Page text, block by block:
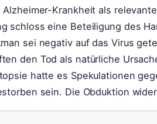
Krankheit als
schloss eine Beteiligung des
sei negativ auf das Virus
den Tod als natürliche
hatte es Spekulationen
sein. Die Obduktion